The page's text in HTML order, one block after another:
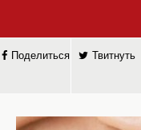
Поделиться Твитнуть